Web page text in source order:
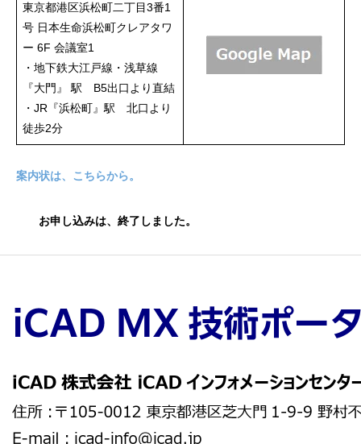
東京都港区浜松町二丁目3番1
号 日本生命浜松町クレアタワ
ー 6F 会議室1
・地下鉄大江戸線・浅草線
『大門』 駅 B5出口より直結
・JR『浜松町』駅 北口より
徒歩2分
案内状は、こちらから。
お申し込みは、終了しました。